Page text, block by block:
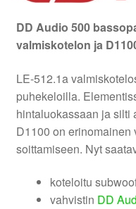
DD Audio 500
valmiskotelon ja
LE-512.1a
puhekeloilla.
hintaluokassaan ja silti
D1100 on erinomainen
soittamiseen. Nyt
koteloitu
vahvistin DD